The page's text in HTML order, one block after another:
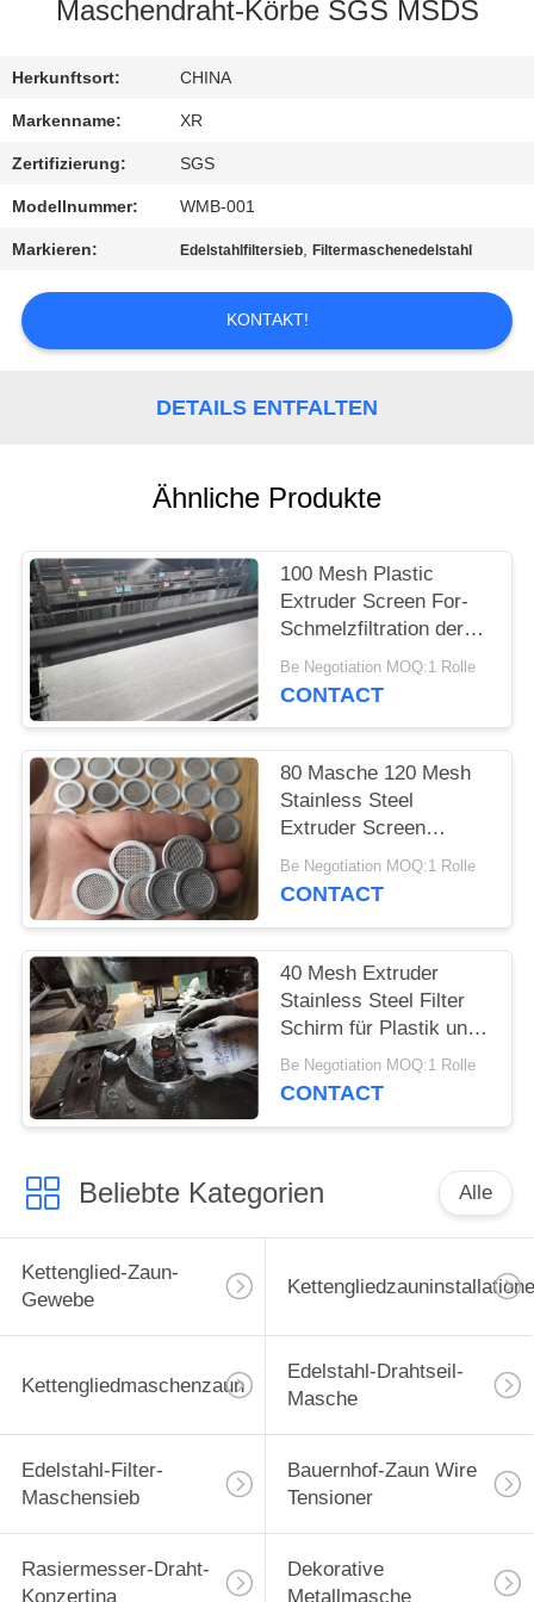
SIE
MIT
UNS
IN
VERBINDUNG
FORDERN
SIE
PRIVACY
POLICY
Maschendraht-Körbe SGS MSDS
Herkunftsort: CHINA
Markenname: XR
Zertifizierung: SGS
Modellnummer: WMB-001
Markieren: Edelstahlfiltersieb,Filtermaschenedelstahl
KONTAKT!
DETAILS ENTFALTEN
Ähnliche Produkte
100 Mesh Plastic
Extruder Screen For-
Schmelzfiltration der
Maschen-120 und
Verdrängungs-Prozess
Be Negotiation MOQ:1 Rolle
CONTACT
80 Masche 120 Mesh
Stainless Steel
Extruder Screen
fertigte der Maschen-
100 besonders an
Be Negotiation MOQ:1 Rolle
CONTACT
40 Mesh Extruder
Stainless Steel Filter
Schirm für Plastik und
Gummiprofil
Be Negotiation MOQ:1 Rolle
CONTACT
Beliebte Kategorien Alle
Kettenglied-Zaun-
Gewebe
Kettengliedmaschenzaun
Edelstahl-Drahtseil-
Masche
Edelstahl-Filter-
Maschensieb
Bauernhof-Zaun Wire
Tensioner
Rasiermesser-Draht-
Konzertina
Dekorative
Metallmasche